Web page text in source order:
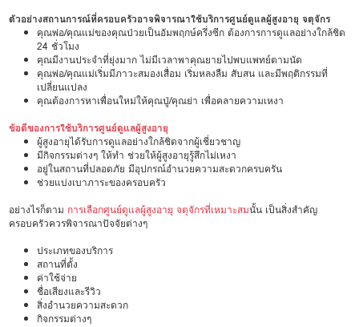
ตัวอย่างสถานการณ์ที่ครอบครัวอาจพิจารณาใช้บริการศูนย์ดูแลผู้สูงอายุ จตุจักร
คุณพ่อ/คุณแม่ของคุณป่วยเป็นอัมพฤกษ์ครึ่งซีก ต้องการการดูแลอย่างใกล้ชิด
24 ชั่วโมง
คุณมีงานประจำที่ยุ่งมาก ไม่มีเวลาพาคุณยายไปพบแพทย์ตามนัด
คุณพ่อ/คุณแม่เริ่มมีภาวะสมองเสื่อม เริ่มหลงลืม สับสน และมีพฤติกรรมที่
เปลี่ยนแปลง
คุณต้องการหาเพื่อนใหม่ให้คุณปู่/คุณย่า เพื่อคลายความเหงา
ข้อดีของการใช้บริการศูนย์ดูแลผู้สูงอายุ
ผู้สูงอายุได้รับการดูแลอย่างใกล้ชิดจากผู้เชี่ยวชาญ
มีกิจกรรมต่างๆ ให้ทำ ช่วยให้ผู้สูงอายุรู้สึกไม่เหงา
อยู่ในสถานที่ปลอดภัย มีอุปกรณ์อำนวยความสะดวกครบครัน
ช่วยแบ่งเบาภาระของครอบครัว
อย่างไรก็ตาม การเลือกศูนย์ดูแลผู้สูงอายุ จตุจักรที่เหมาะสมนั้น เป็นสิ่งสำคัญ
ครอบครัวควรพิจารณาปัจจัยต่างๆ
ประเภทของบริการ
สถานที่ตั้ง
ค่าใช้จ่าย
ชื่อเสียงและรีวิว
สิ่งอำนวยความสะดวก
กิจกรรมต่างๆ